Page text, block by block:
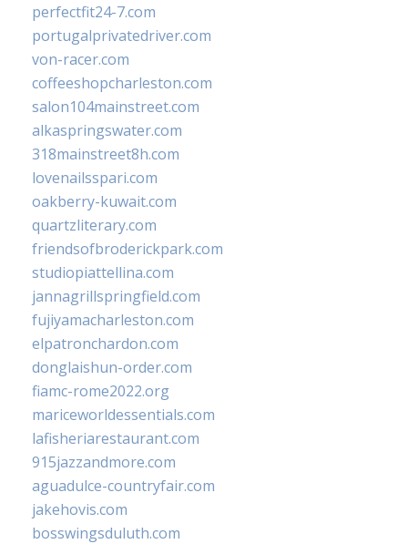
perfectfit24-7.com
portugalprivatedriver.com
von-racer.com
coffeeshopcharleston.com
salon104mainstreet.com
alkaspringswater.com
318mainstreet8h.com
lovenailsspari.com
oakberry-kuwait.com
quartzliterary.com
friendsofbroderickpark.com
studiopiattellina.com
jannagrillspringfield.com
fujiyamacharleston.com
elpatronchardon.com
donglaishun-order.com
fiamc-rome2022.org
mariceworldessentials.com
lafisheriarestaurant.com
915jazzandmore.com
aguadulce-countryfair.com
jakehovis.com
bosswingsduluth.com